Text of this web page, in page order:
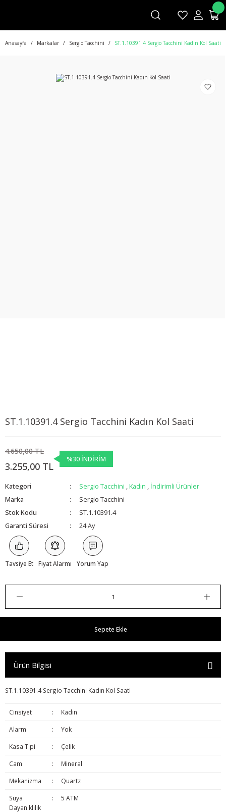
Anasayfa Markalar Sergio Tacchini ST.1.10391.4 Sergio Tacchini Kadın Kol Saati
ST.1.10391.4 Sergio Tacchini Kadın Kol Saati
4.650,00 TL
3.255,00 TL
%30 İNDİRİM
Kategori Sergio Tacchini ,Kadın , İndirimli Ürünler
Marka
Sergio Tacchini
Stok Kodu
ST.1.10391.4
Garanti Süresi
24 Ay
Tavsiye Et Fiyat Alarmı Yorum Yap
Sepete Ekle
Ürün Bilgisi
ST.1.10391.4 Sergio Tacchini Kadın Kol Saati
Cinsiyet : Kadın
Alarm : Yok
Kasa Tipi : Çelik
Cam : Mineral
Mekanizma : Quartz
Suya
Dayanıklılık
: 5 ATM